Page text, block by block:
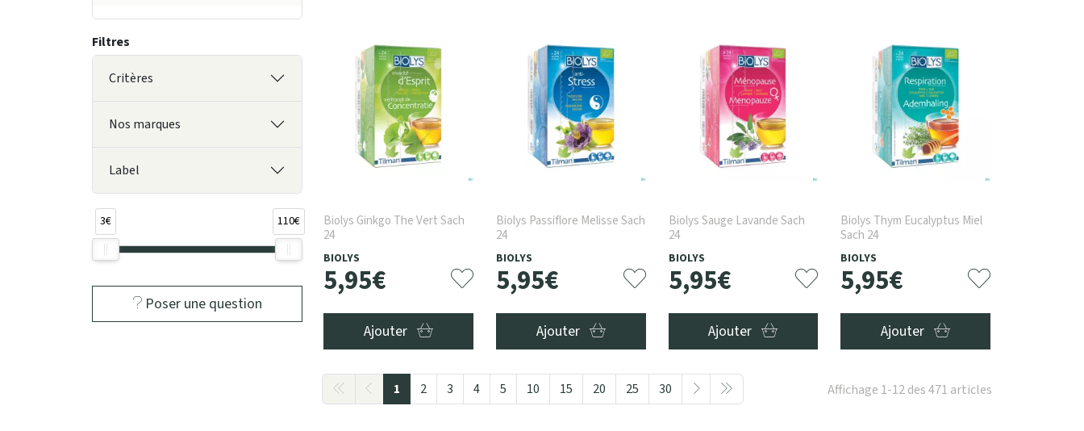
Biolys Ginkgo The Vert Sach
24
BIOLYS
5,95€
Ajouter
Biolys Passiflore Melisse Sach
24
BIOLYS
5,95€
Ajouter
Biolys Sauge Lavande Sach
24
BIOLYS
5,95€
Ajouter
Biolys Thym Eucalyptus Miel
Sach 24
BIOLYS
5,95€
Ajouter
Affichage 1-12 des 471 articles
1 2 3 4 5 10 15 20 25 30
Filtres
Critères
Nos marques
Label
3€ 110€
Poser une question